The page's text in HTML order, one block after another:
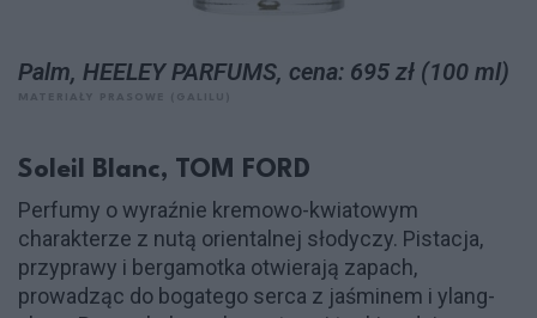
Palm, HEELEY PARFUMS, cena: 695 zł (100 ml)
Soleil Blanc, TOM FORD
Perfumy o wyraźnie kremowo-kwiatowym
charakterze z nutą orientalnej słodyczy. Pistacja,
przyprawy i bergamotka otwierają zapach,
prowadząc do bogatego serca z jaśminem i ylang-